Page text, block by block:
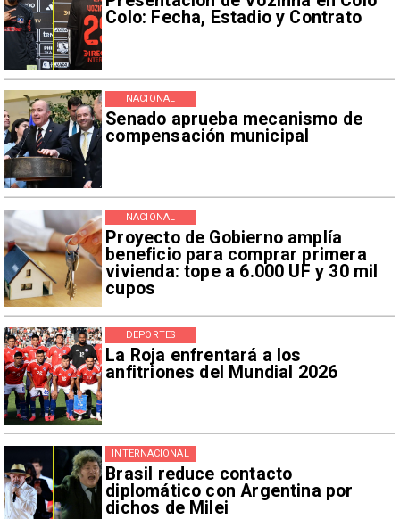
Colo: Fecha, Estadio y Contrato
Senado aprueba mecanismo de
compensación municipal
NACIONAL
Proyecto de Gobierno amplía
beneficio para comprar primera
vivienda: tope a 6.000 UF y 30 mil
cupos
NACIONAL
La Roja enfrentará a los
anfitriones del Mundial 2026
DEPORTES
Brasil reduce contacto
diplomático con Argentina por
dichos de Milei
INTERNACIONAL